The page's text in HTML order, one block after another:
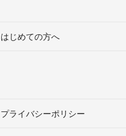
はじめての方へ
プライバシーポリシー